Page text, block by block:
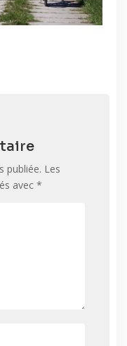
publiée. Les
avec *